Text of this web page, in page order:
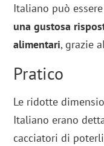
Italiano può essere
una gustosa
alimentari, grazie
Pratico
Le ridotte
Italiano erano
cacciatori di